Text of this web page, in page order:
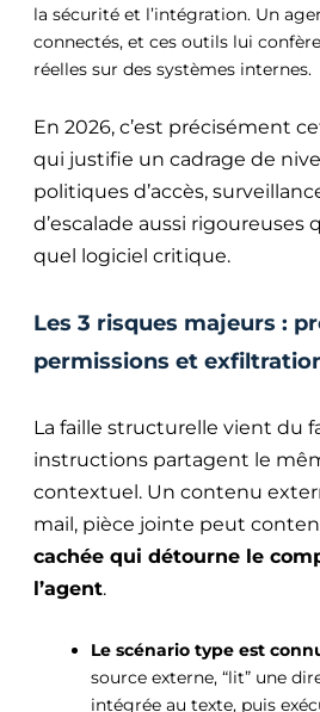
la sécurité et l’intégration. Un
connectés, et ces outils lui
réelles sur des systèmes internes.
En 2026, c’est précisément
qui justifie un cadrage de
politiques d’accès,
d’escalade aussi rigoureuses
quel logiciel critique.
Les 3 risques majeurs :
permissions et
La faille structurelle vient du
instructions partagent le
contextuel. Un contenu
mail, pièce jointe peut
cachée qui détourne le
l’agent.
Le scénario type est
source externe, “lit” une
intégrée au texte, puis